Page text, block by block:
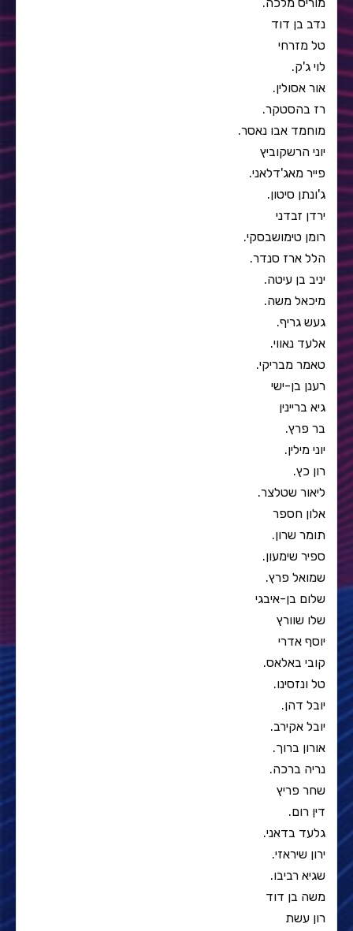
מוריס מלכה.
נדב בן דוד
טל מזרחי
לוי ג'ק.
אור אסולין.
רז בהסטקר.
מוחמד אבו נאסר.
יוני הרשקוביץ
פייר מאג'דלאני.
ג'ונתן סיטון.
ירדן זבדני
רומן טימושבסקי.
הלל ארז סנדר.
יניב בן עיטה.
מיכאל משה.
געש גריף.
אלעד נאווי.
טאמר מבריקי.
רענן בן-ישי
גיא בריינין
בר פרץ.
יוני מילין.
רון כץ.
ליאור שטלצר.
אלון חספר
תומר שרון.
ספיר שימעון.
שמואל פרץ.
שלום בן-איבגי
שלו שוורץ
יוסף אדרי
קובי באלאס.
טל ונזסינו.
יובל דהן.
יובל אקירב.
אורון ברוך.
נריה ברכה.
שחר פריץ
דין רום.
גלעד בדאני.
ירון שיראזי.
שגיא רביבו.
משה בן דוד
רון עשת